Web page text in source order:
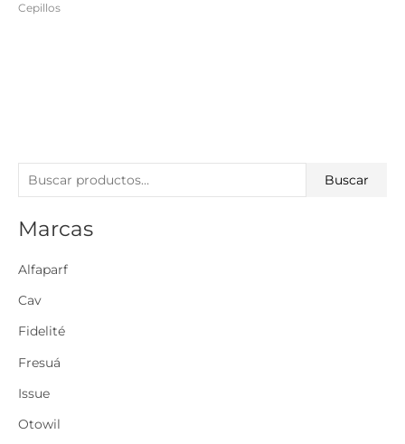
u
s
a
r
r
:
Buscar
Marcas
Alfaparf
Cav
Fidelité
Fresuá
Issue
Otowil
Cepillos